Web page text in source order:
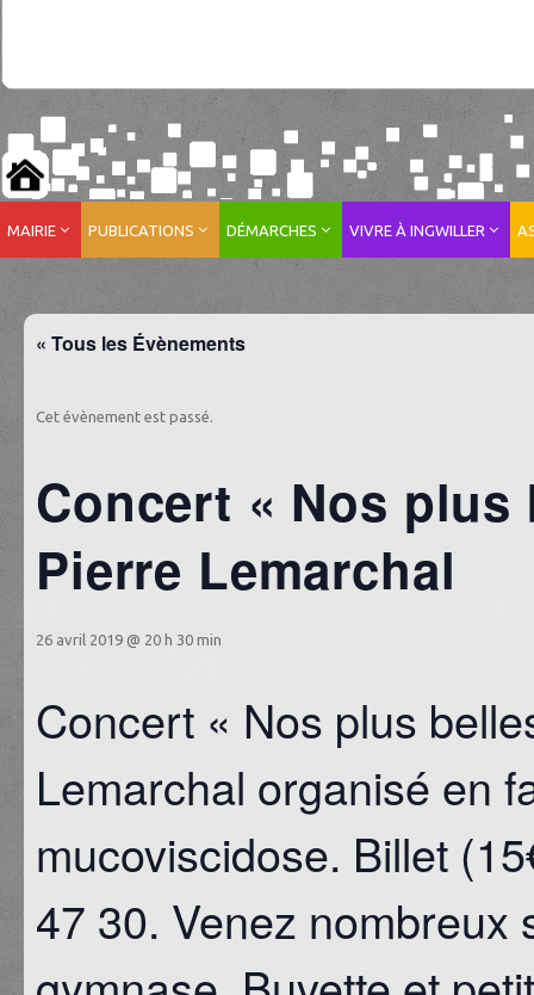
MAIRIE PUBLICATIONS DÉMARCHES VIVRE À INGWILLER
« Tous les Évènements
Cet évènement est passé.
Concert « Nos plus
Pierre Lemarchal
26 avril 2019 @ 20 h 30 min
Concert « Nos plus
Lemarchal organisé en
mucoviscidose. Billet
47 30. Venez nombreux